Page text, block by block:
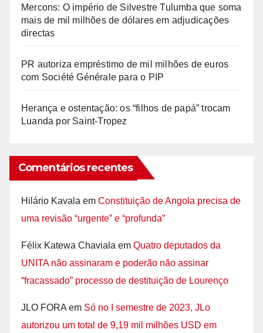
Mercons: O império de Silvestre Tulumba que soma
mais de mil milhões de dólares em adjudicações
directas
PR autoriza empréstimo de mil milhões de euros
com Société Générale para o PIP
Herança e ostentação: os “filhos de papá” trocam
Luanda por Saint-Tropez
Comentários recentes
Hilário Kavala em Constituição de Angola precisa de
uma revisão “urgente” e “profunda”
Félix Katewa Chaviala em Quatro deputados da
UNITA não assinaram e poderão não assinar
“fracassado” processo de destituição de Lourenço
JLO FORA em Só no I semestre de 2023, JLo
autorizou um total de 9,19 mil milhões USD em